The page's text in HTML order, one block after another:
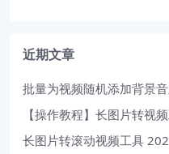
近期文章
批量为视频随机添加背景
【操作教程】长图片转视
长图片转滚动视频工具